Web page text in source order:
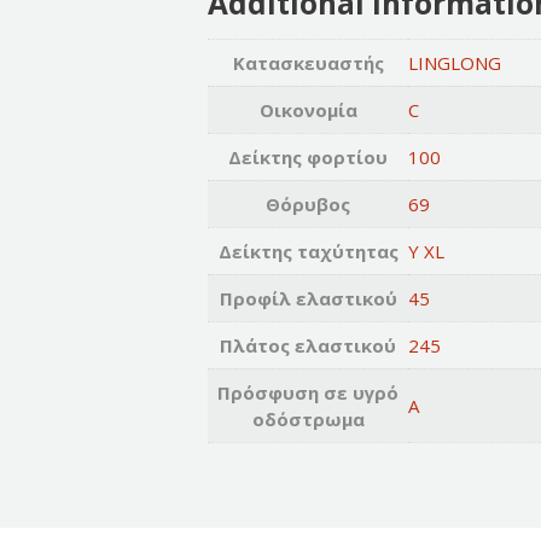
Κατασκευαστής
LINGLONG
Οικονομία
C
Δείκτης φορτίου
100
Θόρυβος
69
Δείκτης ταχύτητας Y XL
Προφίλ ελαστικού 45
Πλάτος ελαστικού 245
Πρόσφυση σε υγρό
οδόστρωμα
A